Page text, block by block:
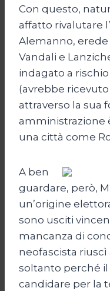
Con questo,
affatto rivalutare
Alemanno, erede
Vandali e
indagato a
(avrebbe
attraverso la sua
amministrazione
una città come
A ben
guardare, però,
un’origine
sono usciti
mancanza di
neofascista
soltanto perché il
candidare per la